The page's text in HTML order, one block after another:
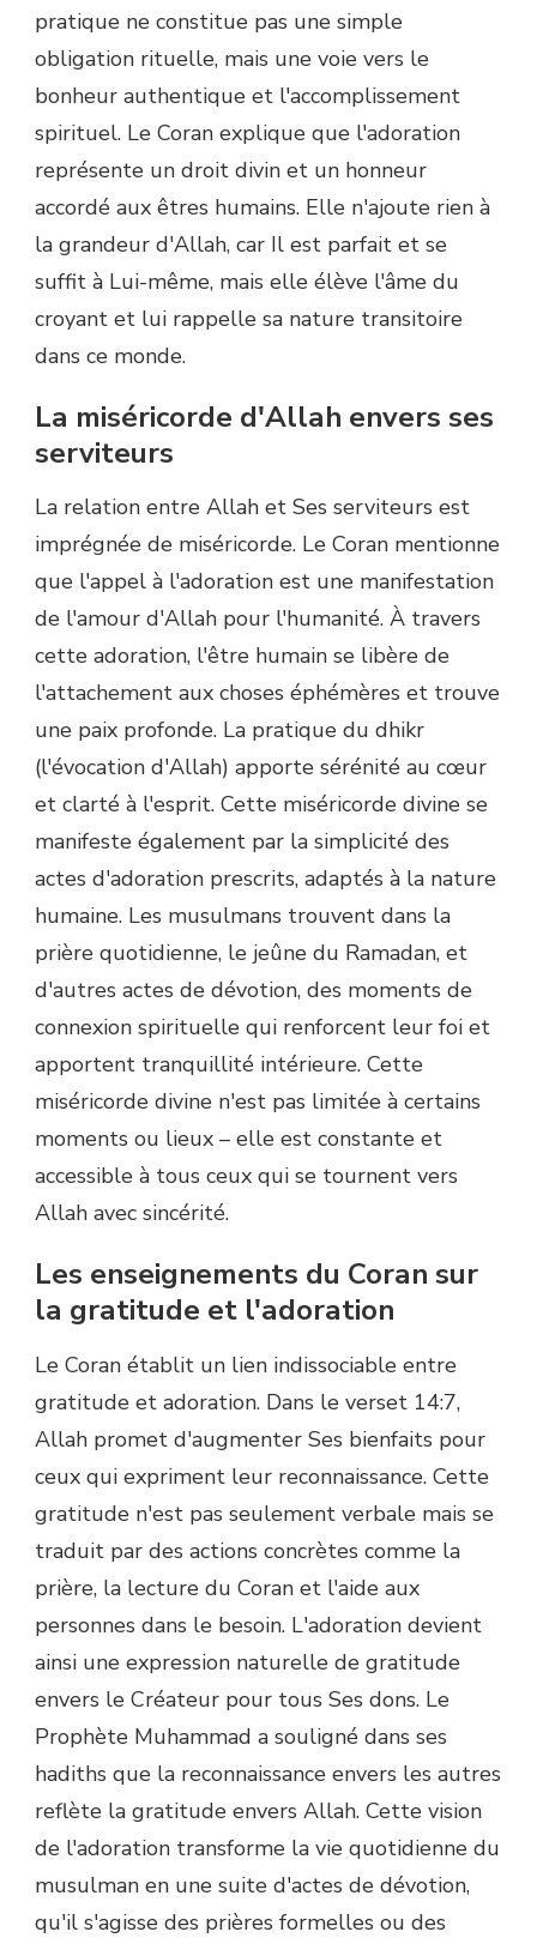
pratique ne constitue pas une simple
obligation rituelle, mais une voie vers le
bonheur authentique et l'accomplissement
spirituel. Le Coran explique que l'adoration
représente un droit divin et un honneur
accordé aux êtres humains. Elle n'ajoute rien à
la grandeur d'Allah, car Il est parfait et se
suffit à Lui-même, mais elle élève l'âme du
croyant et lui rappelle sa nature transitoire
dans ce monde.
La miséricorde d'Allah envers ses
serviteurs
La relation entre Allah et Ses serviteurs est
imprégnée de miséricorde. Le Coran mentionne
que l'appel à l'adoration est une manifestation
de l'amour d'Allah pour l'humanité. À travers
cette adoration, l'être humain se libère de
l'attachement aux choses éphémères et trouve
une paix profonde. La pratique du dhikr
(l'évocation d'Allah) apporte sérénité au cœur
et clarté à l'esprit. Cette miséricorde divine se
manifeste également par la simplicité des
actes d'adoration prescrits, adaptés à la nature
humaine. Les musulmans trouvent dans la
prière quotidienne, le jeûne du Ramadan, et
d'autres actes de dévotion, des moments de
connexion spirituelle qui renforcent leur foi et
apportent tranquillité intérieure. Cette
miséricorde divine n'est pas limitée à certains
moments ou lieux – elle est constante et
accessible à tous ceux qui se tournent vers
Allah avec sincérité.
Les enseignements du Coran sur
la gratitude et l'adoration
Le Coran établit un lien indissociable entre
gratitude et adoration. Dans le verset 14:7,
Allah promet d'augmenter Ses bienfaits pour
ceux qui expriment leur reconnaissance. Cette
gratitude n'est pas seulement verbale mais se
traduit par des actions concrètes comme la
prière, la lecture du Coran et l'aide aux
personnes dans le besoin. L'adoration devient
ainsi une expression naturelle de gratitude
envers le Créateur pour tous Ses dons. Le
Prophète Muhammad a souligné dans ses
hadiths que la reconnaissance envers les autres
reflète la gratitude envers Allah. Cette vision
de l'adoration transforme la vie quotidienne du
musulman en une suite d'actes de dévotion,
qu'il s'agisse des prières formelles ou des